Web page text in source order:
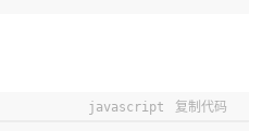
javascript 复制代码